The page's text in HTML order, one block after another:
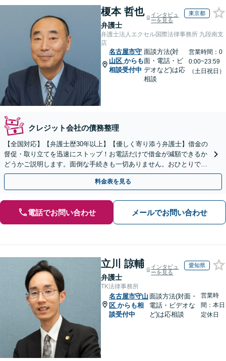
榎本 哲也
弁護士
インタビュ
ーを見る
東京都
弁護士法人エクセル国際法律事務所 九段南支
店
名古屋市守
山区 からも
相談受付中
面談方法(対
面・電話・ビ
デオなど)は応
相談
営業時間：0
0:00~23:59
（土日祝日）
クレジット会社の債務整理
【全国対応】【弁護士歴30年以上】【優しく寄り添う弁護士】借金の
督促・取り立てを迅速にストップ！お電話だけで借金が減額できるか
どうかご説明します。面倒な手続きも一切ありません。おひとりで悩
まず、お気軽にご相談ください。【電話相談可】
料金表を見る
電話でお問い合わせ メールでお問い合わせ
立川 諒輔
弁護士
インタビュ
ーを見る
愛知県
TK法律事務所
名古屋市守山
区 からも相
談受付中
面談方法(対面・
電話・ビデオな
ど)は応相談
営業時
間：本日
定休日